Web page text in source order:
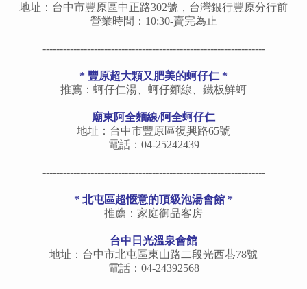
地址：台中市豐原區中正路302號，台灣銀行豐原分行前
營業時間：10:30-賣完為止
-----------------------------------------------------------------
* 豐原超大顆又肥美的蚵仔仁 *
推薦：蚵仔仁湯、蚵仔麵線、鐵板鮮蚵
廟東阿全麵線/阿全蚵仔仁
地址：台中市豐原區復興路65號
電話：04-25242439
-----------------------------------------------------------------
* 北屯區超愜意的頂級泡湯會館 *
推薦：家庭御品客房
台中日光溫泉會館
地址：台中市北屯區東山路二段光西巷78號
電話：04-24392568